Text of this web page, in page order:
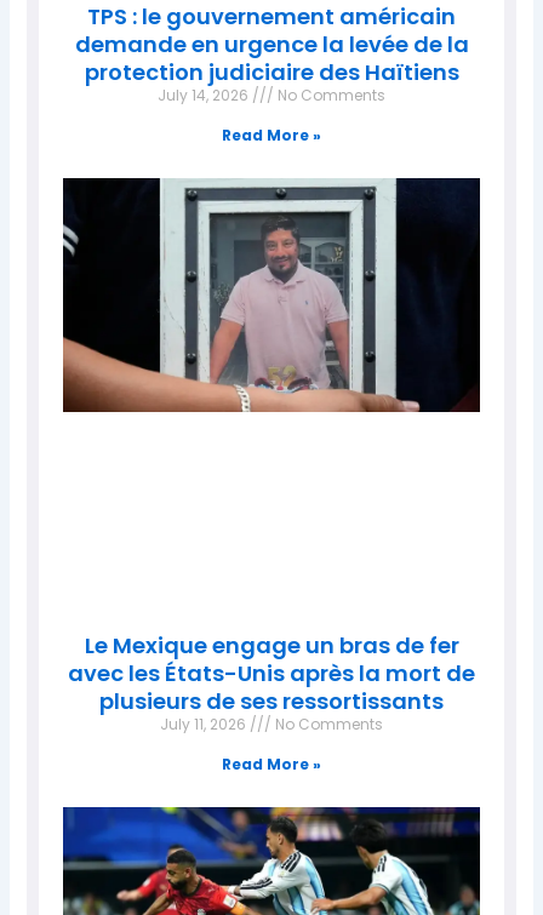
TPS : le gouvernement américain
demande en urgence la levée de la
protection judiciaire des Haïtiens
July 14, 2026
No Comments
Read More »
Le Mexique engage un bras de fer
avec les États-Unis après la mort de
plusieurs de ses ressortissants
July 11, 2026
No Comments
Read More »